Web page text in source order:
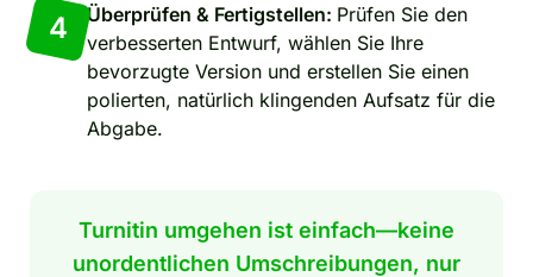
4 Überprüfen & Fertigstellen: Prüfen Sie den
verbesserten Entwurf, wählen Sie Ihre
bevorzugte Version und erstellen Sie einen
polierten, natürlich klingenden Aufsatz für die
Abgabe.
Turnitin umgehen ist einfach—keine
unordentlichen Umschreibungen, nur